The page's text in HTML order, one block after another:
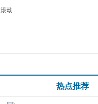
滚动
热点推荐